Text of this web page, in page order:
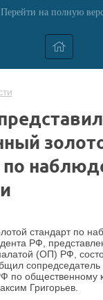
Перейти на полную
по
стандарт по
РФ,
(ОП) РФ,
по общественному
Григорьев.